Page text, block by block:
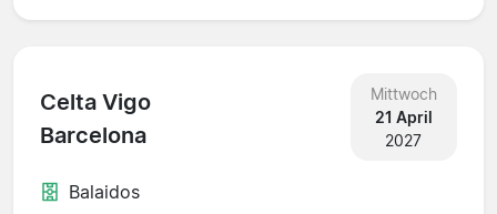
Celta Vigo
Barcelona
Mittwoch
21 April
2027
Balaidos